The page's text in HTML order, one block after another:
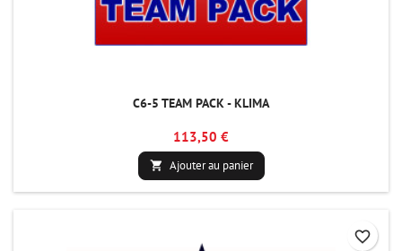
C6-5 TEAM PACK - KLIMA
113,50 €
 Ajouter au panier
favorite_border